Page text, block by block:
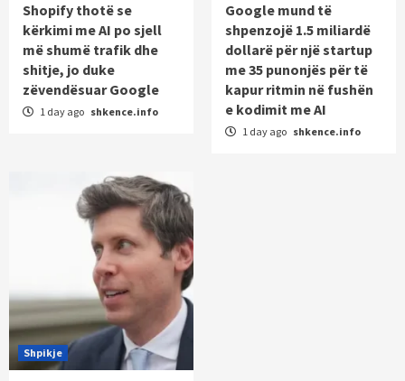
Shopify thotë se
kërkimi me AI po sjell
më shumë trafik dhe
shitje, jo duke
zëvendësuar Google
1 day ago shkence.info
Google mund të
shpenzojë 1.5 miliardë
dollarë për një startup
me 35 punonjës për të
kapur ritmin në fushën
e kodimit me AI
1 day ago shkence.info
Shpikje